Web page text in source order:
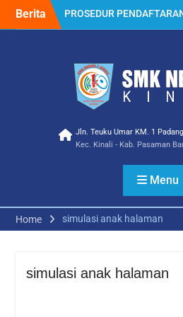
Berita
PROSEDUR
PPDB 2023
Wulanda Siswa/i SMK
NEGERI 1 KINALI Jurusan
Multimedia Meraih Juara III
Ramadhan Ceria Tingkat
SMK Tahun 2023
Tahun Pelajaran 2022
Mitra Industri Berbagi
Sebagai Guru Tamu di SMK
Negeri 1 Kinali SMK Pusat
Jln. Teuku Umar KM. 1
Kec. Kinali - Kab. Pasaman
Menu
Home simulasi anak halaman
simulasi anak halaman